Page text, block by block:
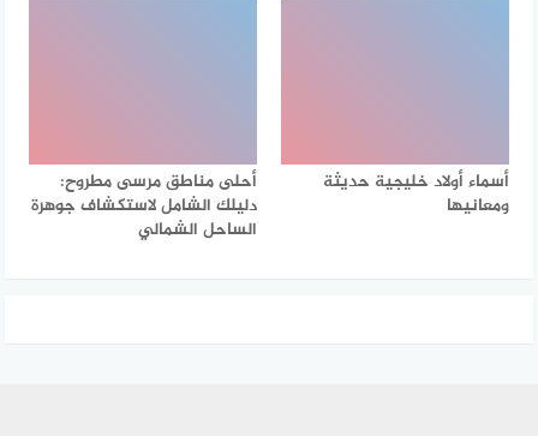
أسماء أولاد خليجية حديثة
ومعانيها
أحلى مناطق مرسى مطروح:
دليلك الشامل لاستكشاف جوهرة
الساحل الشمالي